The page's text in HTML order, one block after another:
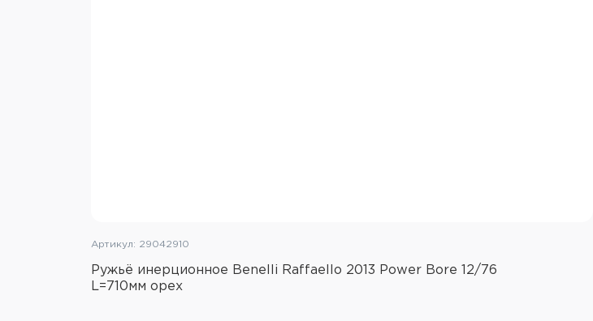
Артикул: 29042910
Ружьё инерционное Benelli Raffaello 2013 Power Bore 12/76
L=710мм орех